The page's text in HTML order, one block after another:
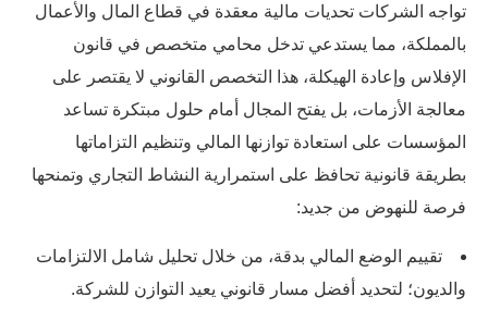
تواجه الشركات تحديات مالية معقدة في قطاع المال والأعمال
بالمملكة، مما يستدعي تدخل محامي متخصص في قانون
الإفلاس وإعادة الهيكلة، هذا التخصص القانوني لا يقتصر على
معالجة الأزمات، بل يفتح المجال أمام حلول مبتكرة تساعد
المؤسسات على استعادة توازنها المالي وتنظيم التزاماتها
بطريقة قانونية تحافظ على استمرارية النشاط التجاري وتمنحها
فرصة للنهوض من جديد:
تقييم الوضع المالي بدقة، من خلال تحليل شامل الالتزامات
والديون؛ لتحديد أفضل مسار قانوني يعيد التوازن للشركة.